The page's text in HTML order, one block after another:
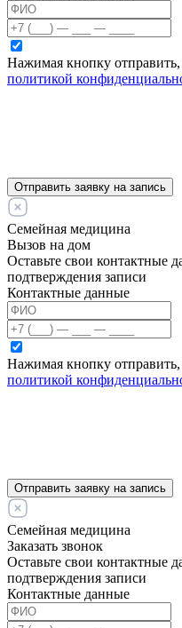
Нажимая кнопку
политикой
Отправить заявку на запись
Семейная медицина
Вызов на дом
Оставьте свои контактные
подтверждения записи
Контактные данные
Нажимая кнопку
политикой
Отправить заявку на запись
Семейная медицина
Заказать звонок
Оставьте свои контактные
подтверждения записи
Контактные данные